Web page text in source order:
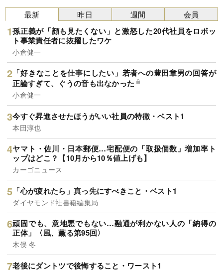
最新
孫正義が「顔も見たくない」と激怒した20代社員をロボッ
ト事業責任者に抜擢したワケ
小倉健一
「好きなことを仕事にしたい」若者への豊田章男の回答が
正論すぎて、ぐうの音も出なかった
小倉健一
今すぐ昇進させたほうがいい社員の特徴・ベスト1
本田淳也
ヤマト・佐川・日本郵便…宅配便の「取扱個数」増加率ト
ップはどこ？【10月から10％値上げも】
カーゴニュース
「心が疲れたら」真っ先にすべきこと・ベスト1
ダイヤモンド社書籍編集局
頑固でも、意地悪でもない…融通が利かない人の「納得の
正体」〈風、薫る第95回〉
木俣 冬
老後にダントツで後悔すること・ワースト1
昨日 週間 会員